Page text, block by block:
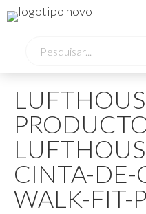
CINTA-DE-
WALK-FIT-